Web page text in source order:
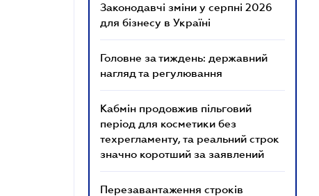
Законодавчі зміни у серпні 2026
для бізнесу в Україні
Головне за тиждень: державний
нагляд та регулювання
Кабмін продовжив пільговий
період для косметики без
техрегламенту, та реальний строк
значно коротший за заявлений
Перезавантаження строків